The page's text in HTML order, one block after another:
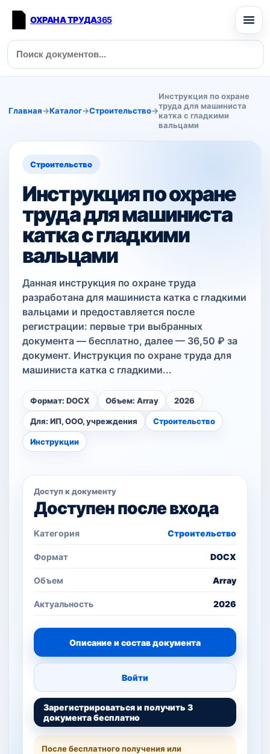
ОХРАНА ТРУДА365
Главная→Каталог→Строительство→
Инструкция по охране
труда для машиниста
катка с гладкими
вальцами
Строительство
Инструкция по охране
труда для машиниста
катка с гладкими
вальцами
Данная инструкция по охране труда
разработана для машиниста катка с гладкими
вальцами и предоставляется после
регистрации: первые три выбранных
документа — бесплатно, далее — 36,50 ₽ за
документ. Инструкция по охране труда для
машиниста катка с гладкими...
Формат: DOCX Объем: Array 2026
Для: ИП, ООО, учреждения Строительство
Инструкции
Доступ к документу
Доступен после входа
Категория Строительство
Формат DOCX
Объем Array
Актуальность 2026
Описание и состав документа
Войти
Зарегистрироваться и получить 3
документа бесплатно
После бесплатного получения или